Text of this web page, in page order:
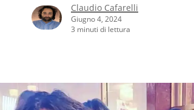
Claudio Cafarelli
Giugno 4, 2024
3 minuti di lettura